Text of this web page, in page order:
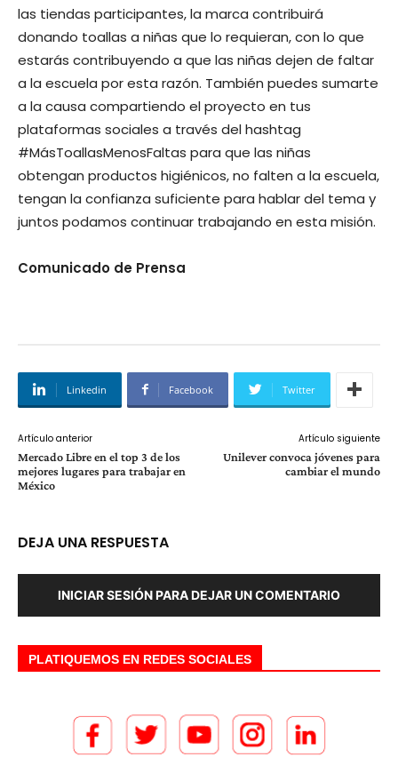
las tiendas participantes, la marca contribuirá
donando toallas a niñas que lo requieran, con lo que
estarás contribuyendo a que las niñas dejen de faltar
a la escuela por esta razón. También puedes sumarte
a la causa compartiendo el proyecto en tus
plataformas sociales a través del hashtag
#MásToallasMenosFaltas para que las niñas
obtengan productos higiénicos, no falten a la escuela,
tengan la confianza suficiente para hablar del tema y
juntos podamos continuar trabajando en esta misión.
Comunicado de Prensa
Linkedin Facebook Twitter
Artículo anterior
Mercado Libre en el top 3 de los
mejores lugares para trabajar en
México
Artículo siguiente
Unilever convoca jóvenes para
cambiar el mundo
DEJA UNA RESPUESTA
INICIAR SESIÓN PARA DEJAR UN COMENTARIO
PLATIQUEMOS EN REDES SOCIALES